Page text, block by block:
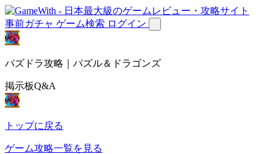
事前ガチャ ゲーム検索 ログイン
パズドラ攻略｜パズル＆ドラゴンズ
掲示板Q&A
トップに戻る
ゲーム攻略一覧を見る